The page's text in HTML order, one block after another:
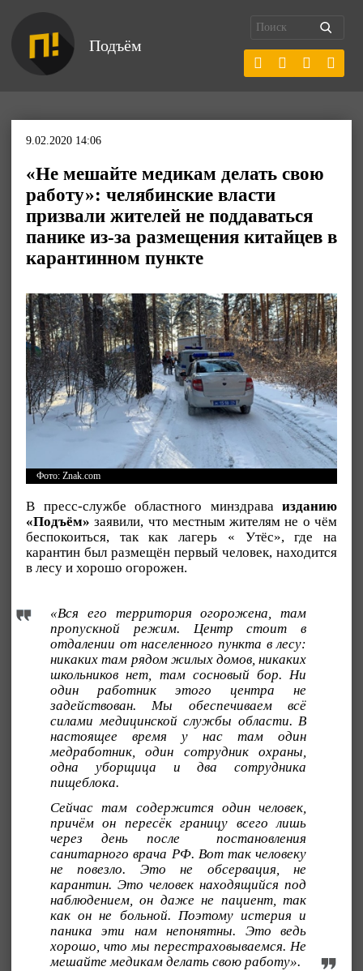
Подъём
9.02.2020 14:06
«Не мешайте медикам делать свою
работу»: челябинские власти
призвали жителей не поддаваться
панике из-за размещения китайцев в
карантинном пункте
Фото: Znak.com
В пресс-службе областного минздрава изданию
«Подъём» заявили, что местным жителям не о чём
беспокоиться, так как лагерь « Утёс», где на
карантин был размещён первый человек, находится
в лесу и хорошо огорожен.
«Вся его территория огорожена, там
пропускной режим. Центр стоит в
отдалении от населенного пункта в лесу:
никаких там рядом жилых домов, никаких
школьников нет, там сосновый бор. Ни
один работник этого центра не
задействован. Мы обеспечиваем всё
силами медицинской службы области. В
настоящее время у нас там один
медработник, один сотрудник охраны,
одна уборщица и два сотрудника
пищеблока.
Сейчас там содержится один человек,
причём он пересёк границу всего лишь
через день после постановления
санитарного врача РФ. Вот так человеку
не повезло. Это не обсервация, не
карантин. Это человек находящийся под
наблюдением, он даже не пациент, так
как он не больной. Поэтому истерия и
паника эти нам непонятны. Это ведь
хорошо, что мы перестраховываемся. Не
мешайте медикам делать свою работу».